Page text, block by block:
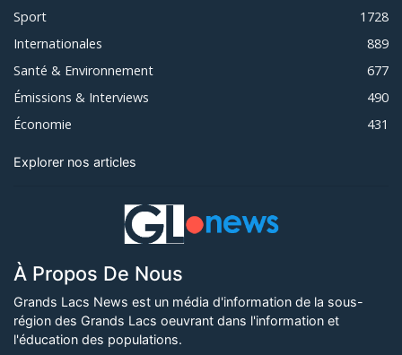
Sport
1728
Internationales
889
Santé & Environnement
677
Émissions & Interviews
490
Économie
431
Explorer nos articles
À Propos De Nous
Grands Lacs News est un média d'information de la sous-
région des Grands Lacs oeuvrant dans l'information et
l'éducation des populations.